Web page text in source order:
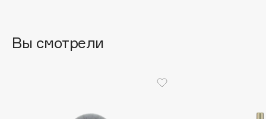
Beautyblades
Вы смотрели